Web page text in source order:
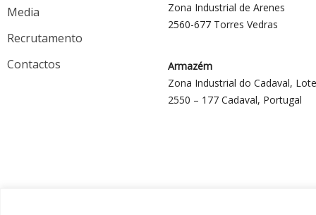
Media
Recrutamento
Contactos
Zona Industrial de Arenes
2560-677 Torres Vedras
Armazém
Zona Industrial do Cadaval,
2550 – 177 Cadaval, Portugal